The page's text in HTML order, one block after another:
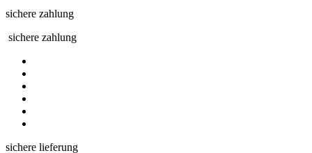
sichere zahlung
sichere zahlung
sichere lieferung